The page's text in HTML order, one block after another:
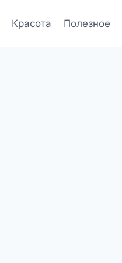
Красота Полезное